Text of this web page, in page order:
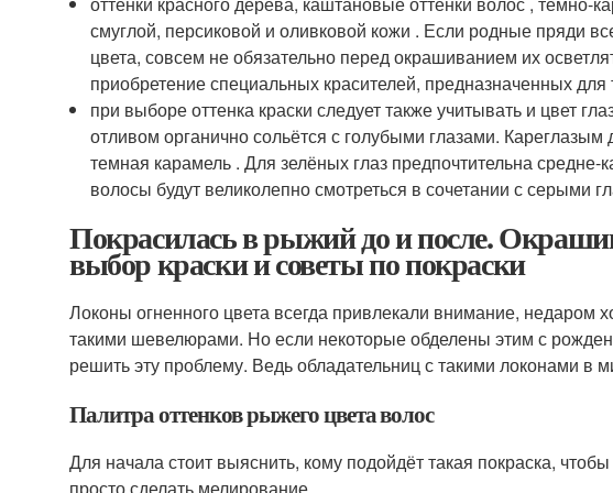
смуглой, персиковой и оливковой кожи . Если родные пряди
цвета, совсем не обязательно перед окрашиванием их
приобретение специальных красителей, предназначенных
при выборе оттенка краски следует также учитывать и цвет
отливом органично сольётся с голубыми глазами.
темная карамель . Для зелёных глаз предпочтительна
волосы будут великолепно смотреться в сочетании с серыми
Покрасилась в рыжий до и после.
выбор краски и советы по покраски
Локоны огненного цвета всегда привлекали внимание, недаром
такими шевелюрами. Но если некоторые обделены этим с
решить эту проблему. Ведь обладательниц с такими локонами в
Палитра оттенков рыжего цвета волос
Для начала стоит выяснить, кому подойдёт такая покраска,